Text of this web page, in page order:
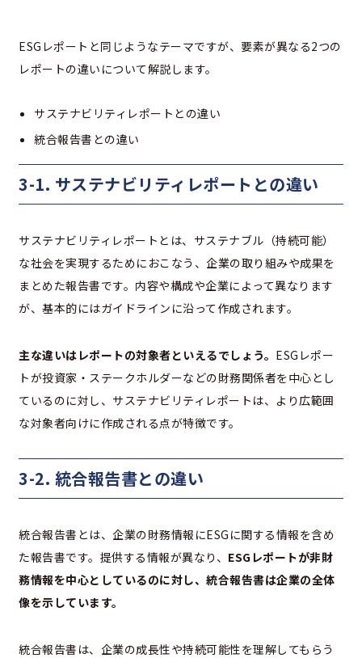
ESGレポートと同じようなテーマですが、要素が異なる2つの
レポートの違いについて解説します。
サステナビリティレポートとの違い
統合報告書との違い
3-1. サステナビリティレポートとの違い
サステナビリティレポートとは、サステナブル（持続可能）
な社会を実現するためにおこなう、企業の取り組みや成果を
まとめた報告書です。内容や構成や企業によって異なります
が、基本的にはガイドラインに沿って作成されます。
主な違いはレポートの対象者といえるでしょう。 ESGレポー
トが投資家・ステークホルダーなどの財務関係者を中心とし
ているのに対し、サステナビリティレポートは、より広範囲
な対象者向けに作成される点が特徴です。
3-2. 統合報告書との違い
統合報告書とは、企業の財務情報にESGに関する情報を含め
た報告書です。提供する情報が異なり、 ESGレポートが非財
務情報を中心としているのに対し、統合報告書は企業の全体
像を示しています。
統合報告書は、企業の成長性や持続可能性を理解してもらう